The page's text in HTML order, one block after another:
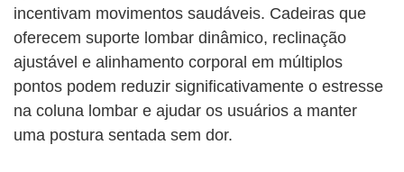
incentivam movimentos saudáveis. Cadeiras que
oferecem suporte lombar dinâmico, reclinação
ajustável e alinhamento corporal em múltiplos
pontos podem reduzir significativamente o estresse
na coluna lombar e ajudar os usuários a manter
uma postura sentada sem dor.